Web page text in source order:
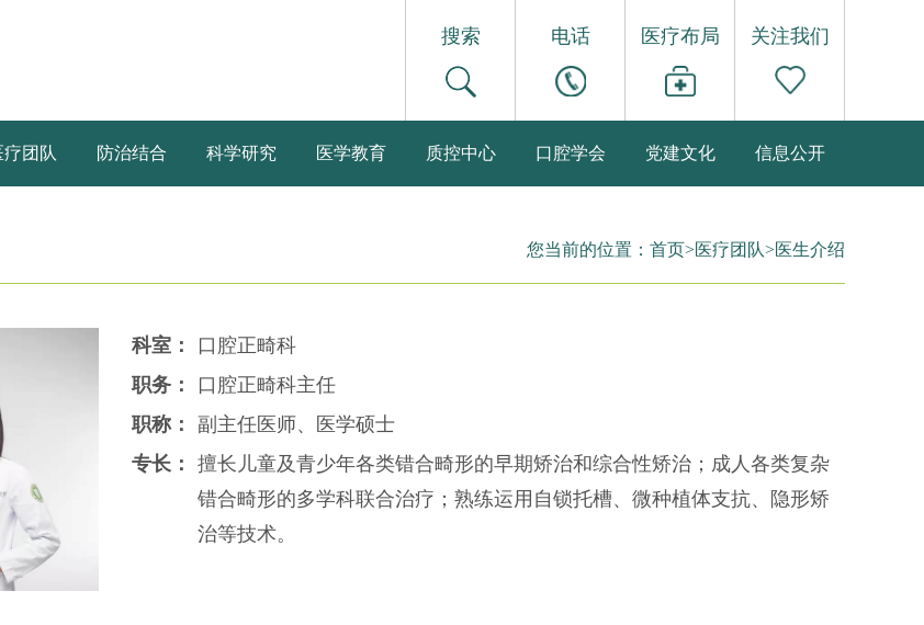
搜索 电话 医疗布局 关注我们
疗团队 防治结合 科学研究 医学教育 质控中心 口腔学会 党建文化 信息公开
您当前的位置： 首页>医疗团队>医生介绍
科室：
口腔正畸科
职务：
口腔正畸科主任
职称：
副主任医师、医学硕士
专长：
擅长儿童及青少年各类错合畸形的早期矫治和综合性矫治；成人各类复杂
错合畸形的多学科联合治疗；熟练运用自锁托槽、微种植体支抗、隐形矫
治等技术。